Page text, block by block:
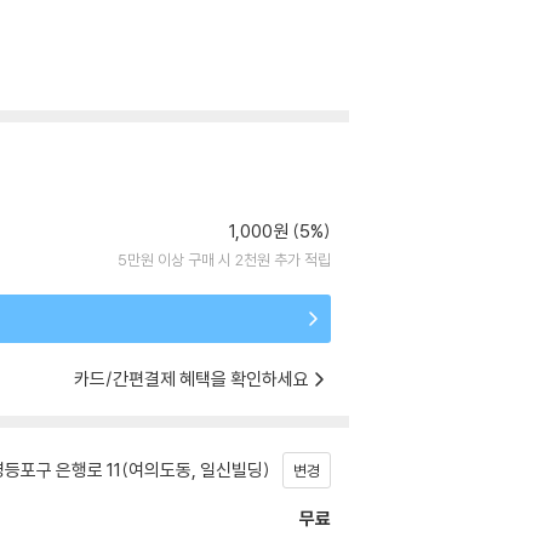
1,000원 (5%)
5만원 이상 구매 시 2천원 추가 적립
카드/간편결제 혜택을 확인하세요
포구 은행로 11(여의도동, 일신빌딩) 변경
무료